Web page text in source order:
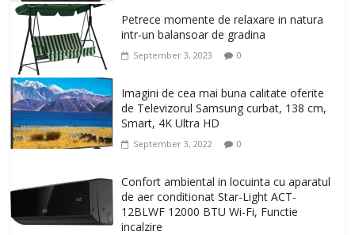
Petrece momente de relaxare in natura
intr-un balansoar de gradina
September 3, 2023 0
Imagini de cea mai buna calitate oferite
de Televizorul Samsung curbat, 138 cm,
Smart, 4K Ultra HD
September 3, 2022 0
Confort ambiental in locuinta cu aparatul
de aer conditionat Star-Light ACT-
12BLWF 12000 BTU Wi-Fi, Functie
incalzire